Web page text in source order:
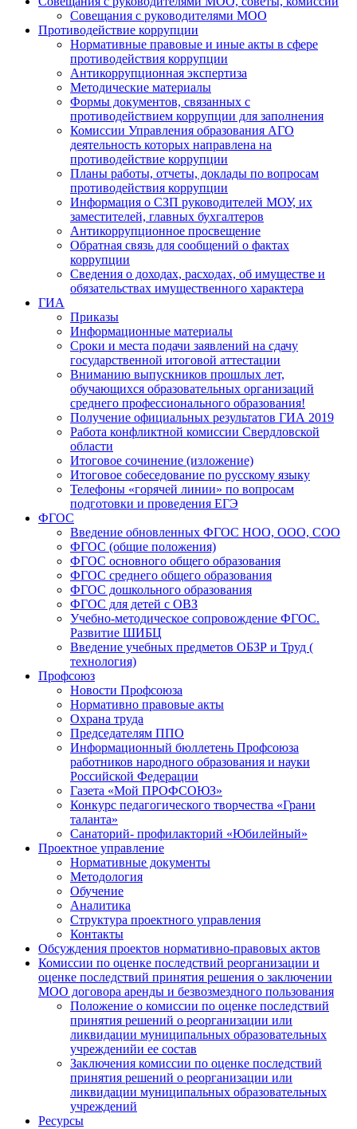
Совещания с руководителями МОО
Противодействие коррупции
Нормативные правовые и иные акты в сфере
противодействия коррупции
Антикоррупционная экспертиза
Методические материалы
Формы документов, связанных с
противодействием коррупции для заполнения
Комиссии Управления образования АГО
деятельность которых направлена на
противодействие коррупции
Планы работы, отчеты, доклады по вопросам
противодействия коррупции
Информация о СЗП руководителей МОУ, их
заместителей, главных бухгалтеров
Антикоррупционное просвещение
Обратная связь для сообщений о фактах
коррупции
Сведения о доходах, расходах, об имуществе и
обязательствах имущественного характера
ГИА
Приказы
Информационные материалы
Сроки и места подачи заявлений на сдачу
государственной итоговой аттестации
Вниманию выпускников прошлых лет,
обучающихся образовательных организаций
среднего профессионального образования!
Получение официальных результатов ГИА 2019
Работа конфликтной комиссии Свердловской
области
Итоговое сочинение (изложение)
Итоговое собеседование по русскому языку
Телефоны «горячей линии» по вопросам
подготовки и проведения ЕГЭ
ФГОС
Введение обновленных ФГОС НОО, ООО, СОО
ФГОС (общие положения)
ФГОС основного общего образования
ФГОС среднего общего образования
ФГОС дошкольного образования
ФГОС для детей с ОВЗ
Учебно-методическое сопровождение ФГОС.
Развитие ШИБЦ
Введение учебных предметов ОБЗР и Труд (
технология)
Профсоюз
Новости Профсоюза
Нормативно правовые акты
Охрана труда
Председателям ППО
Информационный бюллетень Профсоюза
работников народного образования и науки
Российской Федерации
Газета «Мой ПРОФСОЮЗ»
Конкурс педагогического творчества «Грани
таланта»
Санаторий- профилакторий «Юбилейный»
Проектное управление
Нормативные документы
Методология
Обучение
Аналитика
Структура проектного управления
Контакты
Обсуждения проектов нормативно-правовых актов
Комиссии по оценке последствий реорганизации и
оценке последствий принятия решения о заключении
МОО договора аренды и безвозмездного пользования
Положение о комиссии по оценке последствий
принятия решений о реорганизации или
ликвидации муниципальных образовательных
учрежденийи ее состав
Заключения комиссии по оценке последствий
принятия решений о реорганизации или
ликвидации муниципальных образовательных
учреждений
Ресурсы